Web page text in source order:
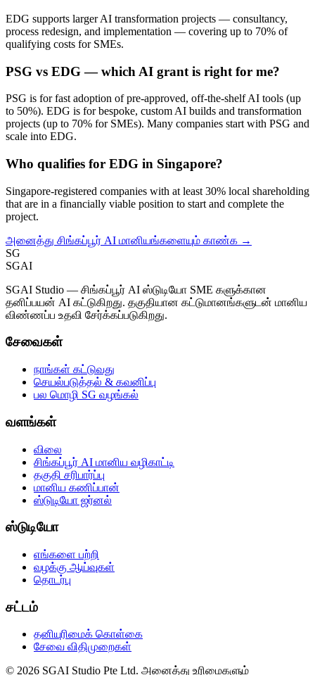
EDG supports larger AI transformation projects — consultancy,
process redesign, and implementation — covering up to 70% of
qualifying costs for SMEs.
PSG vs EDG — which AI grant is right for me?
PSG is for fast adoption of pre-approved, off-the-shelf AI tools (up
to 50%). EDG is for bespoke, custom AI builds and transformation
projects (up to 70% for SMEs). Many companies start with PSG and
scale into EDG.
Who qualifies for EDG in Singapore?
Singapore-registered companies with at least 30% local shareholding
that are in a financially viable position to start and complete the
project.
அனைத்து சிங்கப்பூர் AI மானியங்களையும் காண்க →
SG
SGAI
SGAI Studio — சிங்கப்பூர் AI ஸ்டுடியோ SME களுக்கான
தனிப்பயன் AI கட்டுகிறது. தகுதியான கட்டுமானங்களுடன் மானிய
விண்ணப்ப உதவி சேர்க்கப்படுகிறது.
சேவைகள்
நாங்கள் கட்டுவது
செயல்படுத்தல் & கவனிப்பு
பல மொழி SG வழங்கல்
வளங்கள்
விலை
சிங்கப்பூர் AI மானிய வழிகாட்டி
தகுதி சரிபார்ப்பு
மானிய கணிப்பான்
ஸ்டுடியோ ஜர்னல்
ஸ்டுடியோ
எங்களை பற்றி
வழக்கு ஆய்வுகள்
தொடர்பு
சட்டம்
தனியுரிமைக் கொள்கை
சேவை விதிமுறைகள்
© 2026 SGAI Studio Pte Ltd. அனைத்து உரிமைகளும்